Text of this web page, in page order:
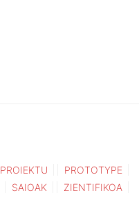
PROIEKTU
PROTOTYPE
SAIOAK
ZIENTIFIKOA